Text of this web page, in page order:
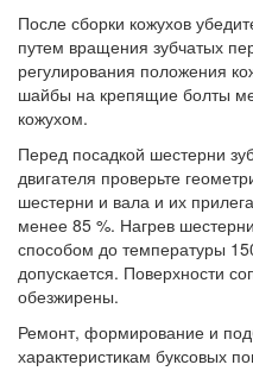
После сборки кожухов
путем вращения зубчатых
регулирования положения
шайбы на крепящие болты
кожухом.
Перед посадкой шестерни
двигателя проверьте
шестерни и вала и их
менее 85 %. Нагрев
способом до температуры
допускается. Поверхности
обезжирены.
Ремонт, формирование и
характеристикам буксовых